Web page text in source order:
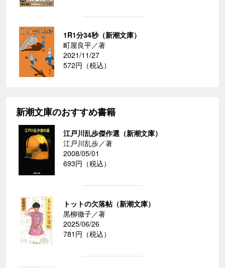
1R1分34秒（新潮文庫）
町屋良平／著
2021/11/27
572円（税込）
新潮文庫のおすすめ書籍
江戸川乱歩傑作選（新潮文庫）
江戸川乱歩／著
2008/05/01
693円（税込）
トットの欠落帖（新潮文庫）
黒柳徹子／著
2025/06/26
781円（税込）